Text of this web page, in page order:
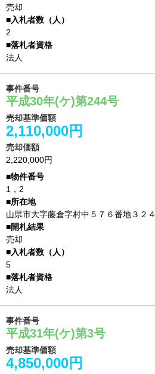
売却
2
法人
事件番号
平成30年(ケ)第244号
売却基準価額
2,110,000円
売却価額
2,220,000円
1，2
山県市大字藤倉字村中５７６番地３２４
売却
5
法人
事件番号
平成31年(ケ)第3号
売却基準価額
4,850,000円